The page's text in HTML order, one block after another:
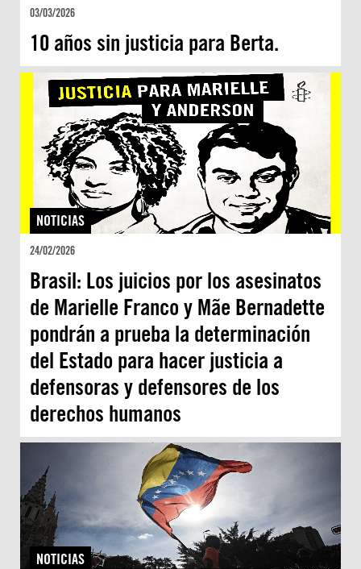
03/03/2026
10 años sin justicia para Berta.
NOTICIAS
24/02/2026
Brasil: Los juicios por los asesinatos
de Marielle Franco y Mãe Bernadette
pondrán a prueba la determinación
del Estado para hacer justicia a
defensoras y defensores de los
derechos humanos
NOTICIAS